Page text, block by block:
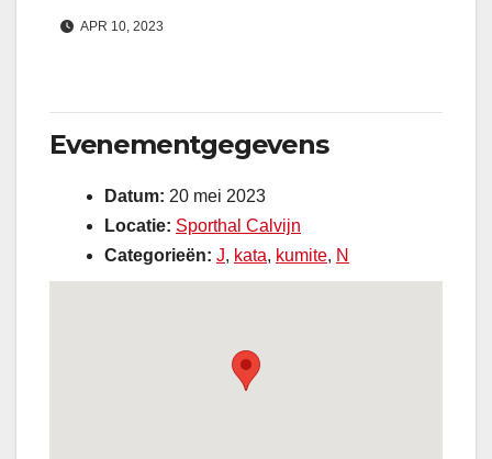
APR 10, 2023
Evenementgegevens
Datum: 20 mei 2023
Locatie: Sporthal Calvijn
Categorieën: J, kata, kumite, N